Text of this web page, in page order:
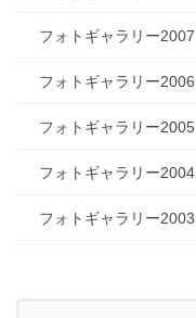
フォトギャラリー2007
フォトギャラリー2006
フォトギャラリー2005
フォトギャラリー2004
フォトギャラリー2003